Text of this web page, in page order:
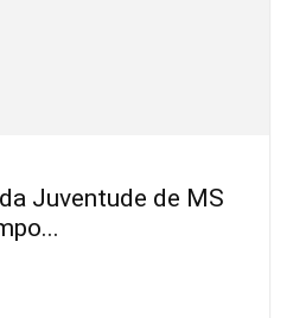
Juventude de MS